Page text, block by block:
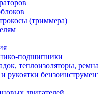
(триммера)
подшипники
теплоизоляторы,
рукоятки